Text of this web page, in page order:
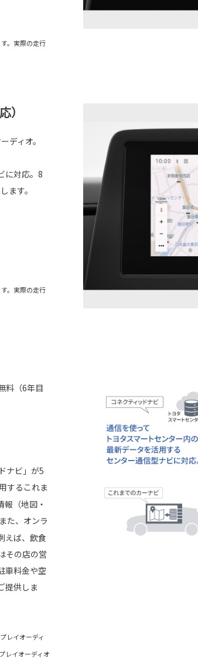
。実際の走行
）
ディオ。
に対応。8
ます。
。実際の走行
料（6年目
ナビ」が5
するこれま
（地図・
た、オンラ
えば、飲食
その店の営
車料金や空
提供しま
レイオーディ
レイオーディオ